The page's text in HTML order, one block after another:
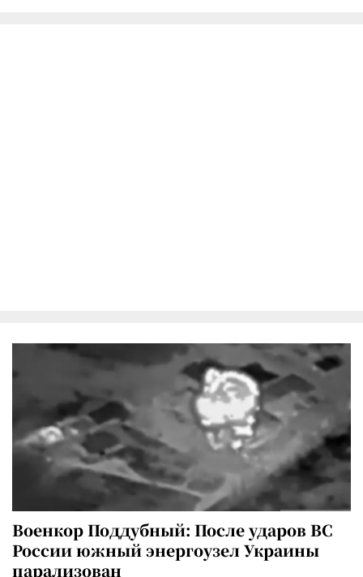
Военкор Поддубный: После ударов ВС
России южный энергоузел Украины
парализован